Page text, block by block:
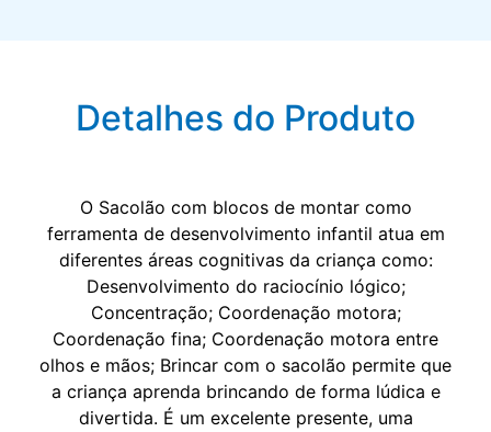
Detalhes do Produto
O Sacolão com blocos de montar como
ferramenta de desenvolvimento infantil atua em
diferentes áreas cognitivas da criança como:
Desenvolvimento do raciocínio lógico;
Concentração; Coordenação motora;
Coordenação fina; Coordenação motora entre
olhos e mãos; Brincar com o sacolão permite que
a criança aprenda brincando de forma lúdica e
divertida. É um excelente presente, uma